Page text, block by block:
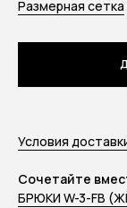
Размерная сетка
Условия
Сочетайте
БРЮКИ W-3-FB